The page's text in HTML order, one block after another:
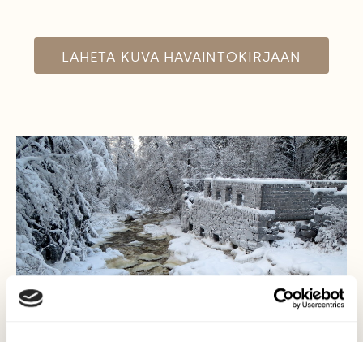
LÄHETÄ KUVA HAVAINTOKIRJAAN